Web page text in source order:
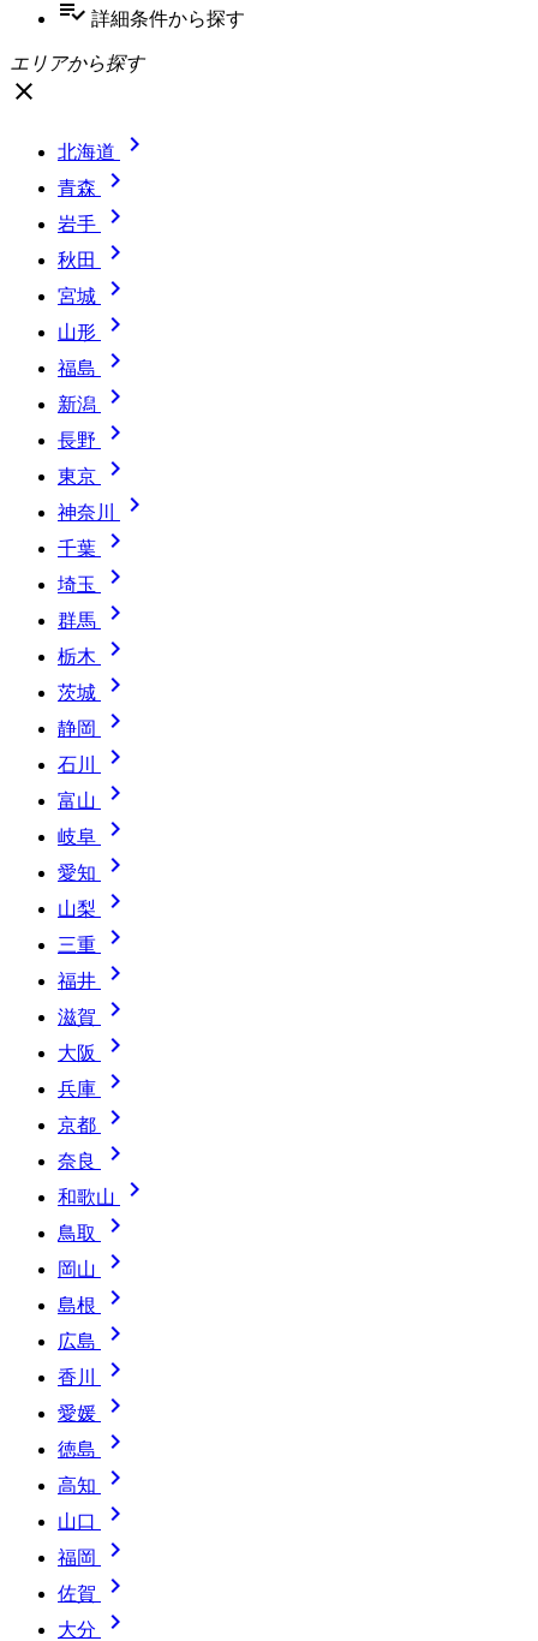
playlist_add_check 詳細条件から探す
エリアから探す
close
北海道 
青森 
岩手 
秋田 
宮城 
山形 
福島 
新潟 
長野 
東京 
神奈川 
千葉 
埼玉 
群馬 
栃木 
茨城 
静岡 
石川 
富山 
岐阜 
愛知 
山梨 
三重 
福井 
滋賀 
大阪 
兵庫 
京都 
奈良 
和歌山 
鳥取 
岡山 
島根 
広島 
香川 
愛媛 
徳島 
高知 
山口 
福岡 
佐賀 
大分 